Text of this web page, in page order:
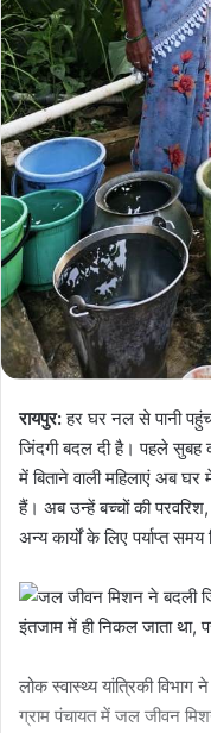
रायपुर:हर घर नल से पानी
जिंदगी बदल दी है। पहले सुबह
में बिताने वाली महिलाएं अब
हैं। अब उन्हें बच्चों की
अन्य कार्यों के लिए पर्याप्त
लोक स्वास्थ्य यांत्रिकी
ग्राम पंचायत में जल जीवन